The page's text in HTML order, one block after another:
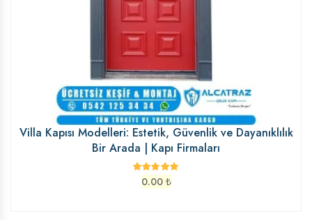
Villa Kapısı Modelleri: Estetik, Güvenlik ve Dayanıklılık
Bir Arada | Kapı Firmaları
0.00 ₺